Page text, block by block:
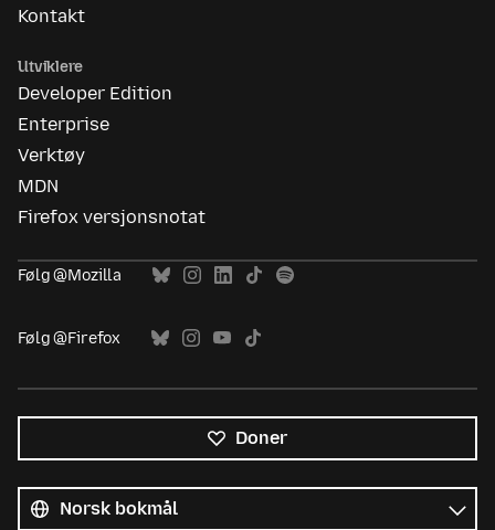
Kontakt
Utviklere
Developer Edition
Enterprise
Verktøy
MDN
Firefox versjonsnotat
Følg @Mozilla
Følg @Firefox
Doner
språk
Språk